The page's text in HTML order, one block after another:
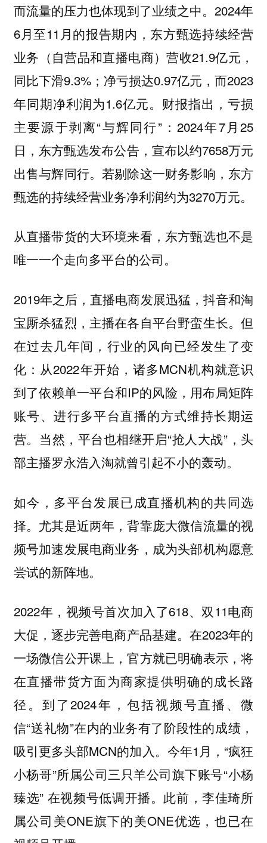
而流量的压力也体现到了业绩之中。2024年
6月至11月的报告期内，东方甄选持续经营
业务（自营品和直播电商）营收21.9亿元，
同比下滑9.3%；净亏损达0.97亿元，而2023
年同期净利润为1.6亿元。财报指出，亏损
主要源于剥离“与辉同行”：2024年7月25
日，东方甄选发布公告，宣布以约7658万元
出售与辉同行。若剔除这一财务影响，东方
甄选的持续经营业务净利润约为3270万元。
从直播带货的大环境来看，东方甄选也不是
唯一一个走向多平台的公司。
2019年之后，直播电商发展迅猛，抖音和淘
宝厮杀猛烈，主播在各自平台野蛮生长。但
在过去几年间，行业的风向已经发生了变
化：从2022年开始，诸多MCN机构就意识
到了依赖单一平台和IP的风险，用布局矩阵
账号、进行多平台直播的方式维持长期运
营。当然，平台也相继开启“抢人大战”，头
部主播罗永浩入淘就曾引起不小的轰动。
如今，多平台发展已成直播机构的共同选
择。尤其是近两年，背靠庞大微信流量的视
频号加速发展电商业务，成为头部机构愿意
尝试的新阵地。
2022年，视频号首次加入了618、双11电商
大促，逐步完善电商产品基建。在2023年的
一场微信公开课上，官方就已明确表示，将
在直播带货方面为商家提供明确的成长路
径。到了2024年，包括视频号直播、微
信“送礼物”在内的业务有了阶段性的成绩，
吸引更多头部MCN的加入。今年1月，“疯狂
小杨哥”所属公司三只羊公司旗下账号“小杨
臻选” 在视频号低调开播。此前，李佳琦所
属公司美ONE旗下的美ONE优选，也已在